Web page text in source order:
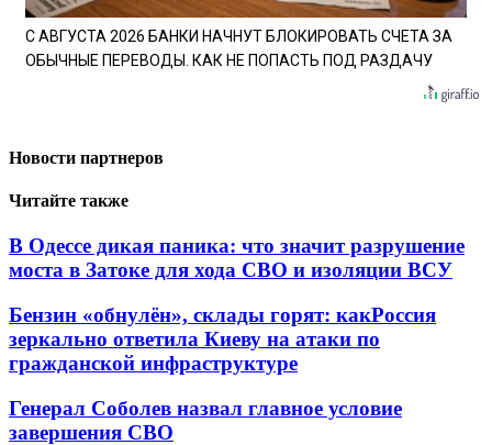
С АВГУСТА 2026 БАНКИ НАЧНУТ БЛОКИРОВАТЬ СЧЕТА ЗА
ОБЫЧНЫЕ ПЕРЕВОДЫ. КАК НЕ ПОПАСТЬ ПОД РАЗДАЧУ
Новости партнеров
Читайте также
В Одессе дикая паника: что значит разрушение
моста в Затоке для хода СВО и изоляции ВСУ
Бензин «обнулён», склады горят: какРоссия
зеркально ответила Киеву на атаки по
гражданской инфраструктуре
Генерал Соболев назвал главное условие
завершения СВО